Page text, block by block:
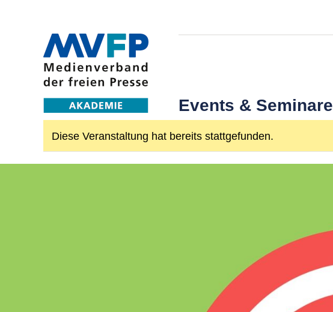
Events & Seminare
Diese Veranstaltung hat bereits stattgefunden.